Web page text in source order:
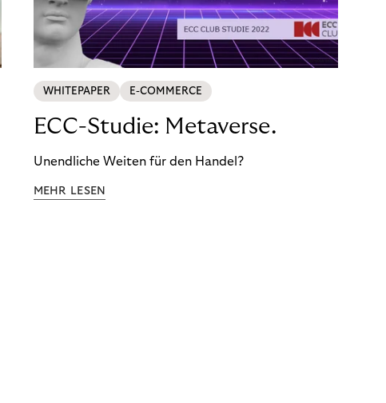
WHITEPAPER E-COMMERCE
ECC-Studie: Metaverse.
Unendliche Weiten für den Handel?
MEHR LESEN